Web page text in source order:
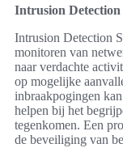
Intrusion Detection
Intrusion Detection
monitoren van
naar verdachte
op mogelijke
inbraakpogingen
helpen bij het
tegenkomen. Een
de beveiliging van